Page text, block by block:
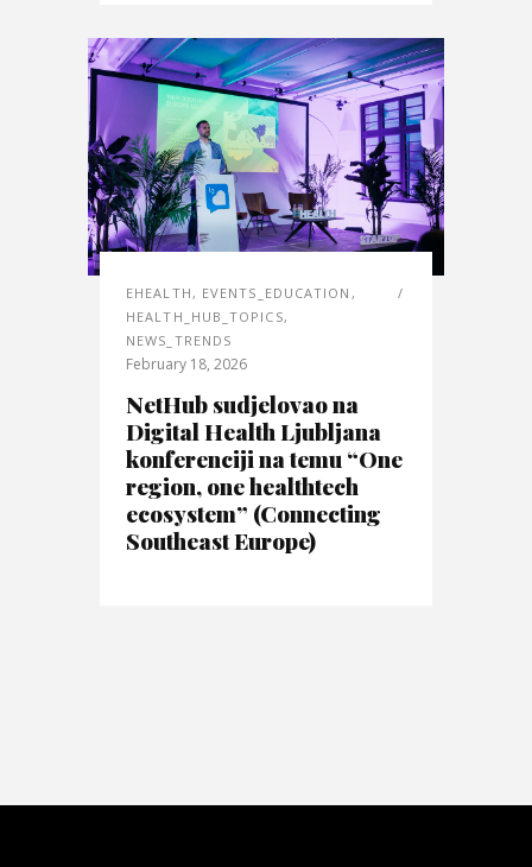
EHEALTH, EVENTS_EDUCATION ,
HEALTH_HUB_TOPICS,
NEWS_TRENDS
February 18, 2026
NetHub sudjelovao na
Digital Health Ljubljana
konferenciji na temu “One
region, one healthtech
ecosystem” (Connecting
Southeast Europe)